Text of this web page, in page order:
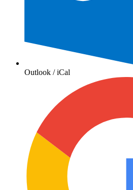
Outlook / iCal